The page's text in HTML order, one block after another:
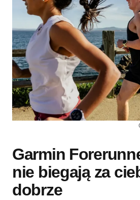
Garmin
nie biegają za
dobrze